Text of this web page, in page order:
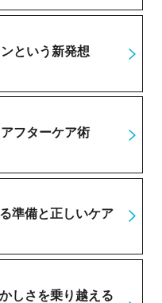
という新発想
フターケア術
準備と正しいケア
しさを乗り越える